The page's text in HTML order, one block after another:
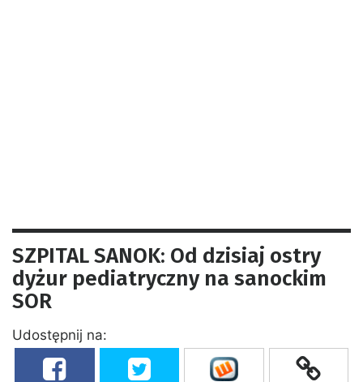
SZPITAL SANOK: Od dzisiaj ostry
dyżur pediatryczny na sanockim
SOR
Udostępnij na: